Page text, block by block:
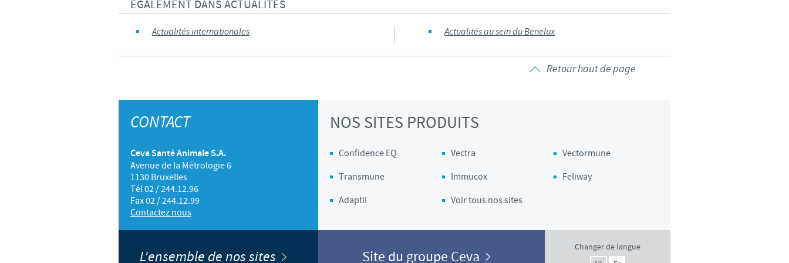
conséquence, les informations disponibles du site sur lequel vous entrez pourraient ne pas être
pertinente à l'usage dans votre pays.
EGALEMENT DANS ACTUALITÉS
Actualités internationales Actualités au sein du Benelux
Retour haut de page
CONTACT
Ceva Santé Animale S.A.
Avenue de la Métrologie 6
1130 Bruxelles
Tél 02 / 244.12.96
Fax 02 / 244.12.99
Contactez nous
NOS SITES PRODUITS
Confidence EQ Vectra
Vectormune
Transmune
Immucox
Feliway
Adaptil
Voir tous nos sites
L'ensemble de nos sites Site du groupe Ceva
Changer de langue